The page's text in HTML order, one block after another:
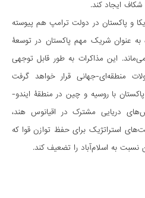
ایجاد کند.
و پاکستان در دولت ترامپ هم پیوسته
به عنوان شریک مهم پاکستان در توسعۀ
این مذاکرات به طور قابل توجهی
منطقه‌ای-جهانی قرار خواهد گرفت
با روسیه و چین در منطقۀ ایندو-
دریایی مشترک در اقیانوس هند،
استراتژیک برای حفظ توازن قوا که
به اسلام‌آباد را تضعیف کند.